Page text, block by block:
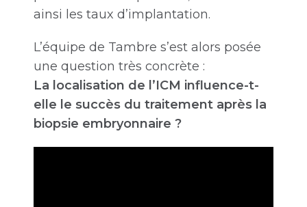
ainsi les taux d’implantation.
L’équipe de Tambre s’est alors posée
une question très concrète :
La localisation de l’ICM influence-t-
elle le succès du traitement après la
biopsie embryonnaire ?